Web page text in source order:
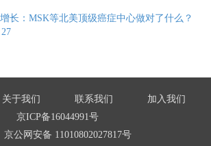
长：MSK等北美顶级癌症中心做对了什么？
27
关于我们 联系我们
加入我们
京ICP备16044991号
京公网安备 11010802027817号